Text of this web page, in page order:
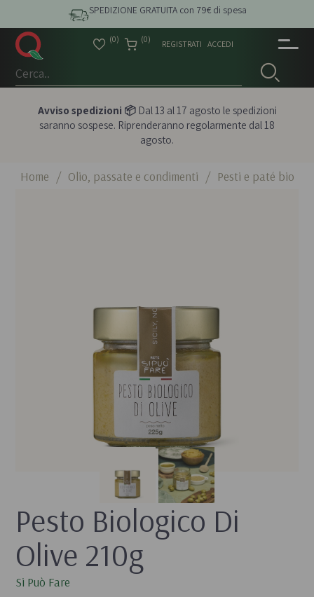
SPEDIZIONE GRATUITA con 79€ di spesa
(0) (0) REGISTRATI ACCEDI
Avviso spedizioni 📦Dal 13 al 17 agosto le spedizioni
saranno sospese. Riprenderanno regolarmente dal 18
agosto.
Home / Olio, passate e condimenti / Pesti e paté bio
Pesto Biologico Di
Olive 210g
Si Può Fare